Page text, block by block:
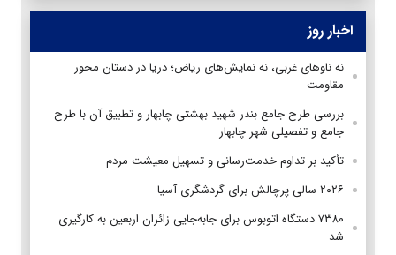
اخبار روز
نه ناوهای غربی، نه نمایش‌های ریاض؛ دریا در دستان محور
مقاومت
بررسی طرح جامع بندر شهید بهشتی چابهار و تطبیق آن با طرح
جامع و تفصیلی شهر چابهار
تأکید بر تداوم خدمت‌رسانی و تسهیل معیشت مردم
۲۰۲۶ سالی پرچالش برای گردشگری آسیا
۷۳۸۰ دستگاه اتوبوس برای جابه‌جایی زائران اربعین به‌ کارگیری
شد